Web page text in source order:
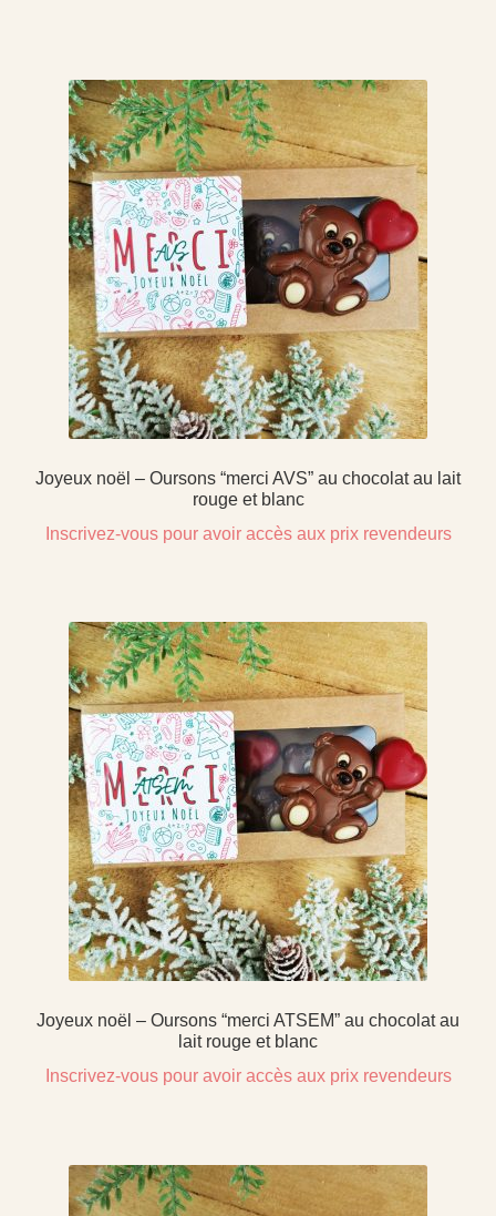
Joyeux noël – Oursons “merci AVS” au chocolat au lait
rouge et blanc
Inscrivez-vous pour avoir accès aux prix revendeurs
Joyeux noël – Oursons “merci ATSEM” au chocolat au
lait rouge et blanc
Inscrivez-vous pour avoir accès aux prix revendeurs